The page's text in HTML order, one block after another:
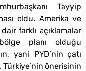
Tayyip
oldu. Amerika ve
farklı açıklamalar
planı olduğu
yani PYD’nin çatı
Türkiye’nin önerisinin